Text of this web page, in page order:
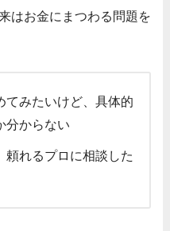
はお金にまつわる問題を
てみたいけど、具体的
分からない
頼れるプロに相談した